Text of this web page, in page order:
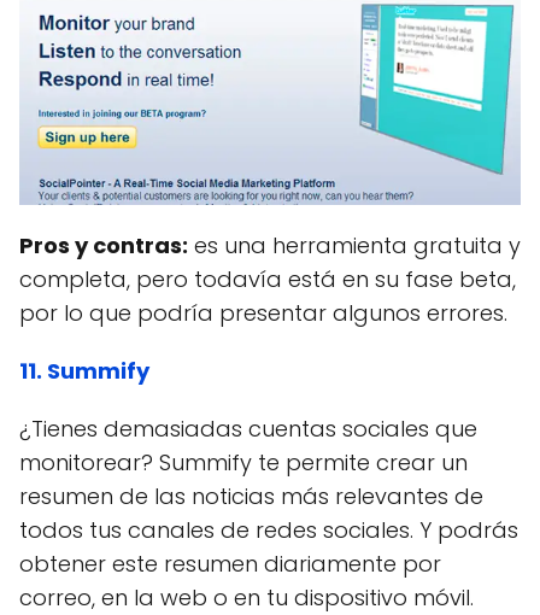
Pros y contras: es una herramienta gratuita y
completa, pero todavía está en su fase beta,
por lo que podría presentar algunos errores.
11. Summify
¿Tienes demasiadas cuentas sociales que
monitorear? Summify te permite crear un
resumen de las noticias más relevantes de
todos tus canales de redes sociales. Y podrás
obtener este resumen diariamente por
correo, en la web o en tu dispositivo móvil.